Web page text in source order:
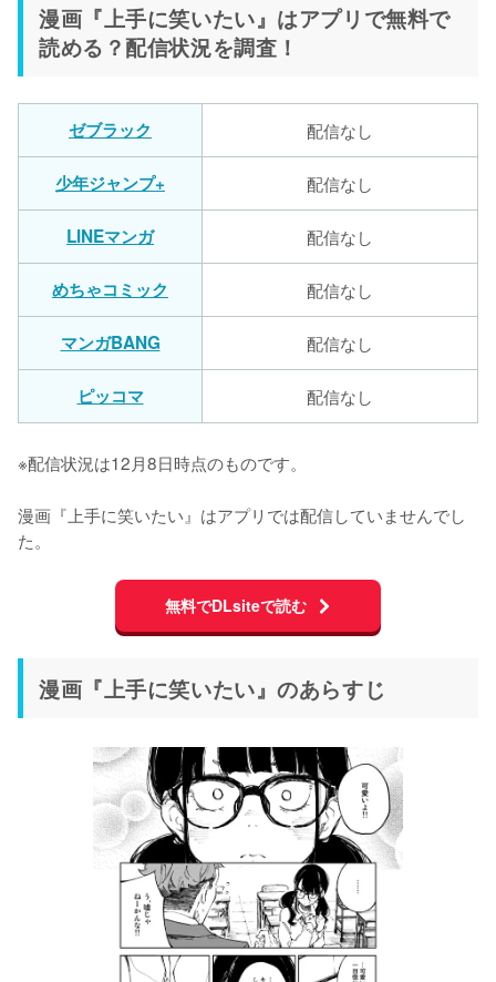
漫画『上手に笑いたい』はアプリで無料で
読める？配信状況を調査！
ゼブラック 配信なし
少年ジャンプ+ 配信なし
LINEマンガ 配信なし
めちゃコミック 配信なし
マンガBANG 配信なし
ピッコマ 配信なし
※配信状況は12月8日時点のものです。
漫画『上手に笑いたい』はアプリでは配信していませんでし
た。
無料でDLsiteで読む
漫画『上手に笑いたい』のあらすじ